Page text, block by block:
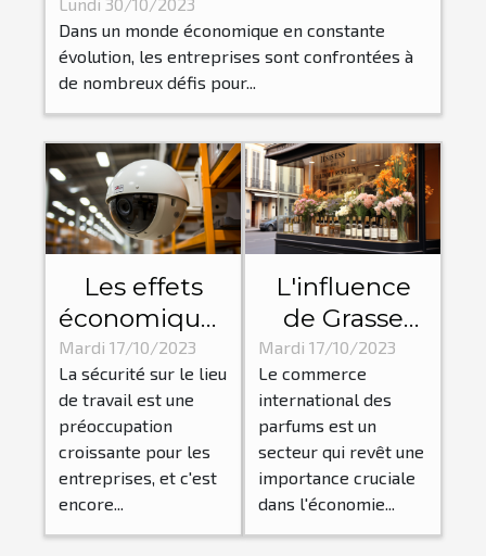
économiques?
Dans un monde économique en constante
évolution, les entreprises sont confrontées à
de nombreux défis pour...
Les effets
économiques
de la mise en
place des
dispositifs
d'alarme
pour les
travailleurs
isolés
Mardi 17/10/2023
La sécurité sur le lieu
de travail est une
préoccupation
croissante pour les
entreprises, et c'est
encore...
L'influence
de Grasse
dans le
commerce
international
des parfums
Mardi 17/10/2023
Le commerce
international des
parfums est un
secteur qui revêt une
importance cruciale
dans l'économie...